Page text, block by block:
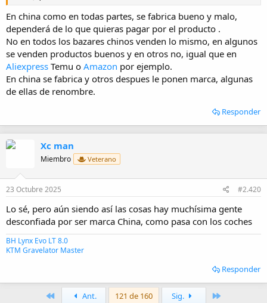
En china como en todas partes, se fabrica bueno y malo,
dependerá de lo que quieras pagar por el producto .
No en todos los bazares chinos venden lo mismo, en algunos
se venden productos buenos y en otros no, igual que en
Aliexpress Temu o Amazon por ejemplo.
En china se fabrica y otros despues le ponen marca, algunas
de ellas de renombre.
Responder
Xc man
Miembro Veterano
23 Octubre 2025 #2.420
Lo sé, pero aún siendo así las cosas hay muchísima gente
desconfiada por ser marca China, como pasa con los coches
BH Lynx Evo LT 8.0
KTM Gravelator Master
Responder
PrimeroAnt. 121 de 160 Sig.